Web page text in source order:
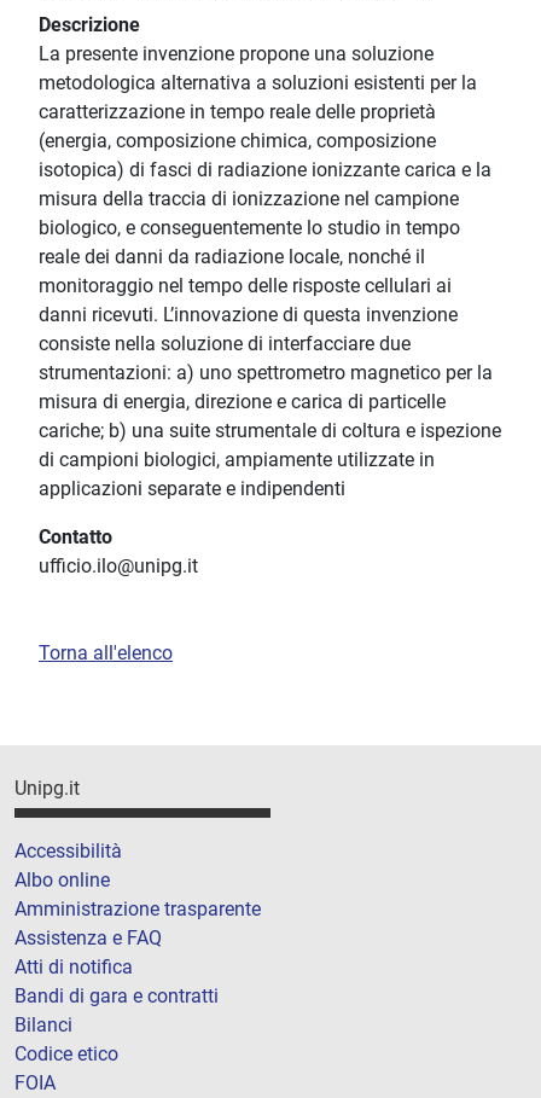
Descrizione
La presente invenzione propone una soluzione
metodologica alternativa a soluzioni esistenti per la
caratterizzazione in tempo reale delle proprietà
(energia, composizione chimica, composizione
isotopica) di fasci di radiazione ionizzante carica e la
misura della traccia di ionizzazione nel campione
biologico, e conseguentemente lo studio in tempo
reale dei danni da radiazione locale, nonché il
monitoraggio nel tempo delle risposte cellulari ai
danni ricevuti. L’innovazione di questa invenzione
consiste nella soluzione di interfacciare due
strumentazioni: a) uno spettrometro magnetico per la
misura di energia, direzione e carica di particelle
cariche; b) una suite strumentale di coltura e ispezione
di campioni biologici, ampiamente utilizzate in
applicazioni separate e indipendenti
Contatto
ufficio.ilo@unipg.it
Torna all'elenco
Unipg.it
Accessibilità
Albo online
Amministrazione trasparente
Assistenza e FAQ
Atti di notifica
Bandi di gara e contratti
Bilanci
Codice etico
FOIA